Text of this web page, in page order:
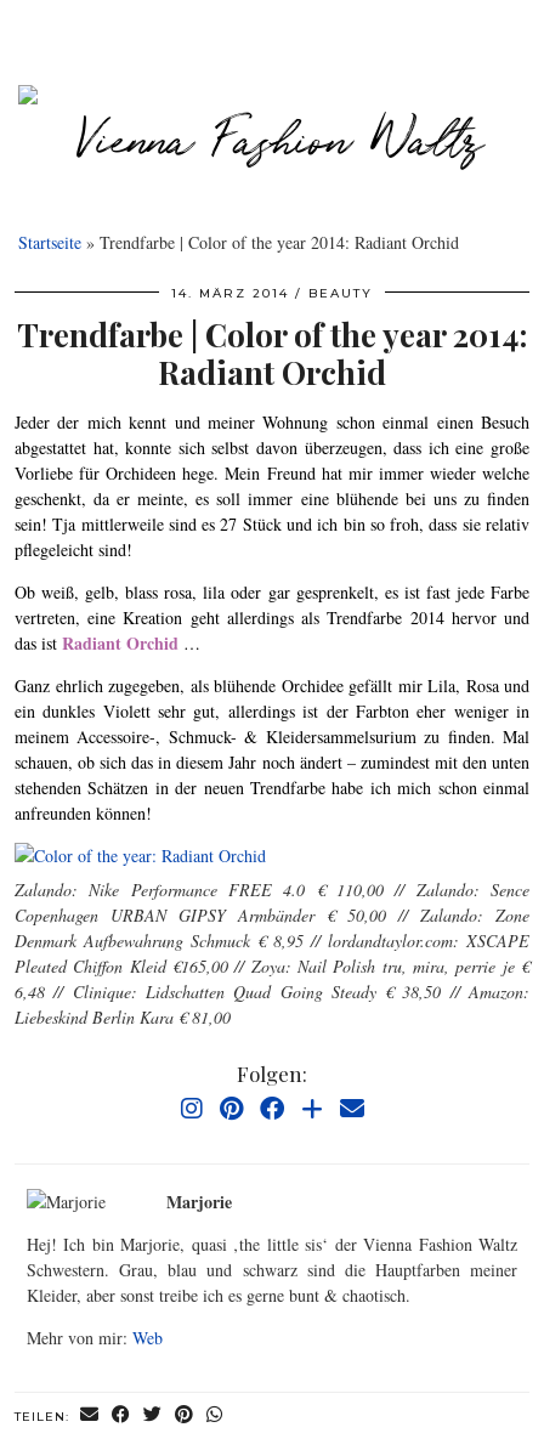
Startseite » Trendfarbe | Color of the year 2014: Radiant Orchid
14. MÄRZ 2014 BEAUTY
Trendfarbe | Color of the year 2014:
Radiant Orchid
Jeder der mich kennt und meiner Wohnung schon einmal einen Besuch
abgestattet hat, konnte sich selbst davon überzeugen, dass ich eine große
Vorliebe für Orchideen hege. Mein Freund hat mir immer wieder welche
geschenkt, da er meinte, es soll immer eine blühende bei uns zu finden
sein! Tja mittlerweile sind es 27 Stück und ich bin so froh, dass sie relativ
pflegeleicht sind!
Ob weiß, gelb, blass rosa, lila oder gar gesprenkelt, es ist fast jede Farbe
vertreten, eine Kreation geht allerdings als Trendfarbe 2014 hervor und
das ist Radiant Orchid …
Ganz ehrlich zugegeben, als blühende Orchidee gefällt mir Lila, Rosa und
ein dunkles Violett sehr gut, allerdings ist der Farbton eher weniger in
meinem Accessoire-, Schmuck- & Kleidersammelsurium zu finden. Mal
schauen, ob sich das in diesem Jahr noch ändert – zumindest mit den unten
stehenden Schätzen in der neuen Trendfarbe habe ich mich schon einmal
anfreunden können!
Zalando: Nike Performance FREE 4.0 € 110,00 // Zalando: Sence
Copenhagen URBAN GIPSY Armbänder € 50,00 // Zalando: Zone
Denmark Aufbewahrung Schmuck € 8,95 // lordandtaylor.com: XSCAPE
Pleated Chiffon Kleid €165,00 // Zoya: Nail Polish tru, mira, perrie je €
6,48 // Clinique: Lidschatten Quad Going Steady € 38,50 // Amazon:
Liebeskind Berlin Kara € 81,00
Folgen:
Marjorie
Hej! Ich bin Marjorie, quasi ‚the little sis‘ der Vienna Fashion Waltz
Schwestern. Grau, blau und schwarz sind die Hauptfarben meiner
Kleider, aber sonst treibe ich es gerne bunt & chaotisch.
Mehr von mir: Web
TEILEN: